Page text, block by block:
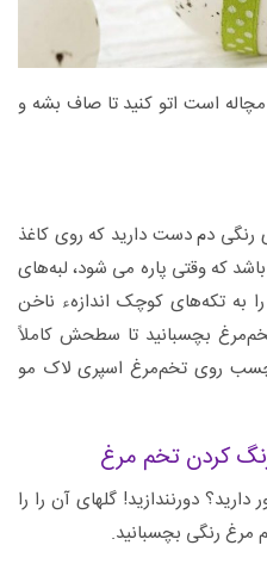
مچاله است اتو کنید تا صاف بشه و
رنگی دم دست دارید که روی کاغذ
که وقتی پاره می شود، لبه‌های
به تکه‌های کوچک اندازهء ناخن
بچسبانید تا سطحش کاملاً
روی تخم‌مرغ اسپری لاک مو
رنگ کردن تخم مرغ
دورنندازید! گلهای آن را را
مرغ رنگی بچسبانید.